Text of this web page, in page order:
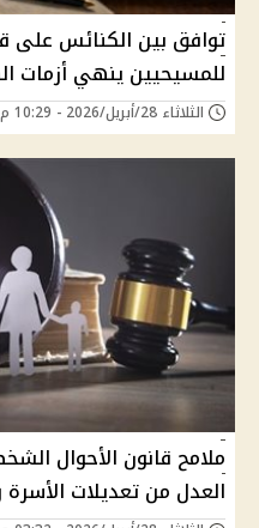
توافق بين الكنائس على
للمسيحيين ينهي أزمات
الثلاثاء 28/أبريل/2026 - 10:29 م
ملامح قانون الأحوال
العدل من تعديلات